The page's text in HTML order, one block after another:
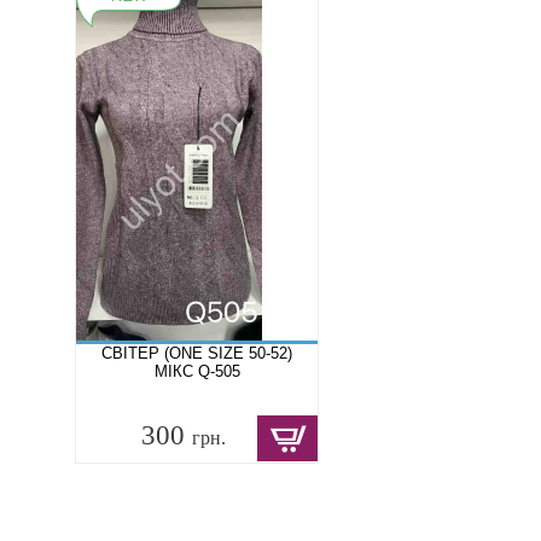
СВІТЕР (ONE SIZE 50-52)
МІКС Q-505
300 грн.